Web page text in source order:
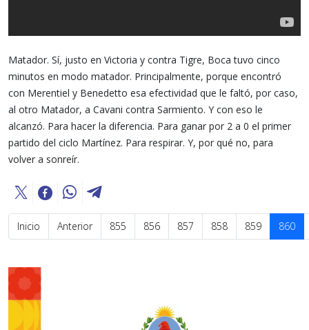
Matador. Sí, justo en Victoria y contra Tigre, Boca tuvo cinco
minutos en modo matador. Principalmente, porque encontró
con Merentiel y Benedetto esa efectividad que le faltó, por caso,
al otro Matador, a Cavani contra Sarmiento. Y con eso le
alcanzó. Para hacer la diferencia. Para ganar por 2 a 0 el primer
partido del ciclo Martínez. Para respirar. Y, por qué no, para
volver a sonreír.
Inicio Anterior 855 856 857 858 859 860